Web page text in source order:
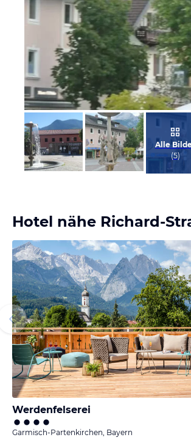
Bild melden
von Heidelore
Alle
(5)
Hotel nähe Richard-
Werdenfelserei
Garmisch-Partenkirchen, Bayern